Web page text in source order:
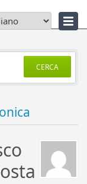
CERCA